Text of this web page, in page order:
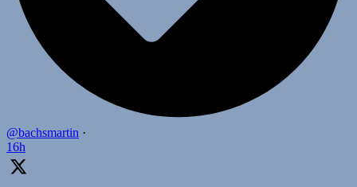
@bachsmartin ·
16h